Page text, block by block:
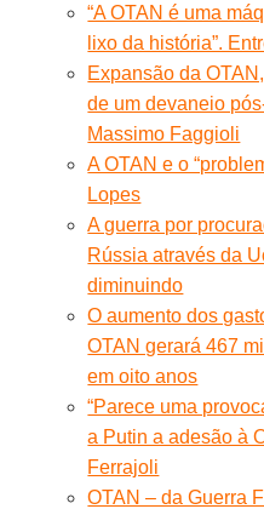
“A OTAN é uma
lixo da história”.
Expansão da
de um devaneio
Massimo Faggioli
A OTAN e o
Lopes
A guerra por
Rússia através da
diminuindo
O aumento dos
OTAN gerará 467
em oito anos
“Parece uma
a Putin a adesão à
Ferrajoli
OTAN – da Guerra